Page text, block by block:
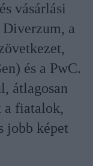
vásárlási
Diverzum, a
és a PwC.
átlagosan
a fiatalok,
jobb képet